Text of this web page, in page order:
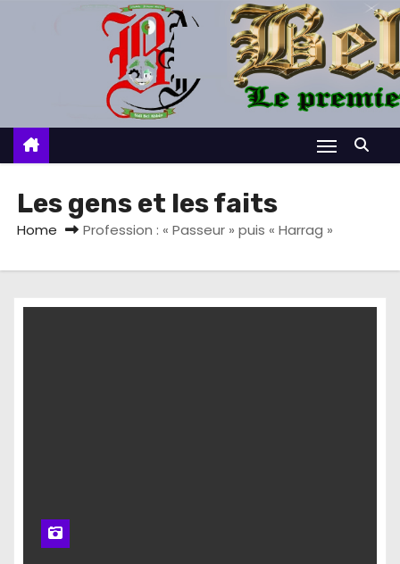
c
Les gens et les faits
Home Profession : « Passeur » puis « Harrag »